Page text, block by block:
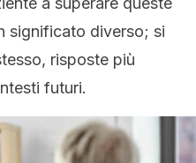
significato diverso; si
risposte più
futuri.